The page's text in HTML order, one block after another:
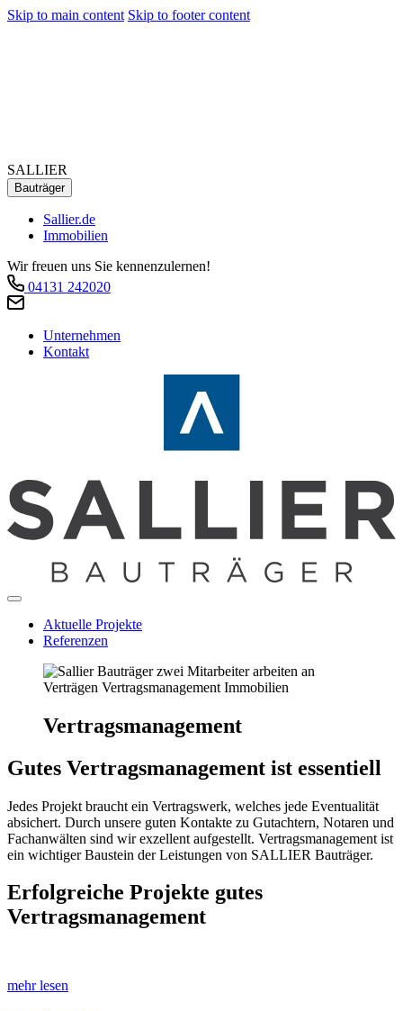
Skip to main content Skip to footer content
SALLIER
Bauträger
Sallier.de
Immobilien
Wir freuen uns Sie kennenzulernen!
04131 242020
Unternehmen
Kontakt
Aktuelle Projekte
Referenzen
Vertragsmanagement
Gutes Vertragsmanagement ist essentiell
Jedes Projekt braucht ein Vertragswerk, welches jede Eventualität
absichert. Durch unsere guten Kontakte zu Gutachtern, Notaren und
Fachanwälten sind wir exzellent aufgestellt. Vertragsmanagement ist
ein wichtiger Baustein der Leistungen von SALLIER Bauträger.
Erfolgreiche Projekte gutes
Vertragsmanagement
mehr lesen